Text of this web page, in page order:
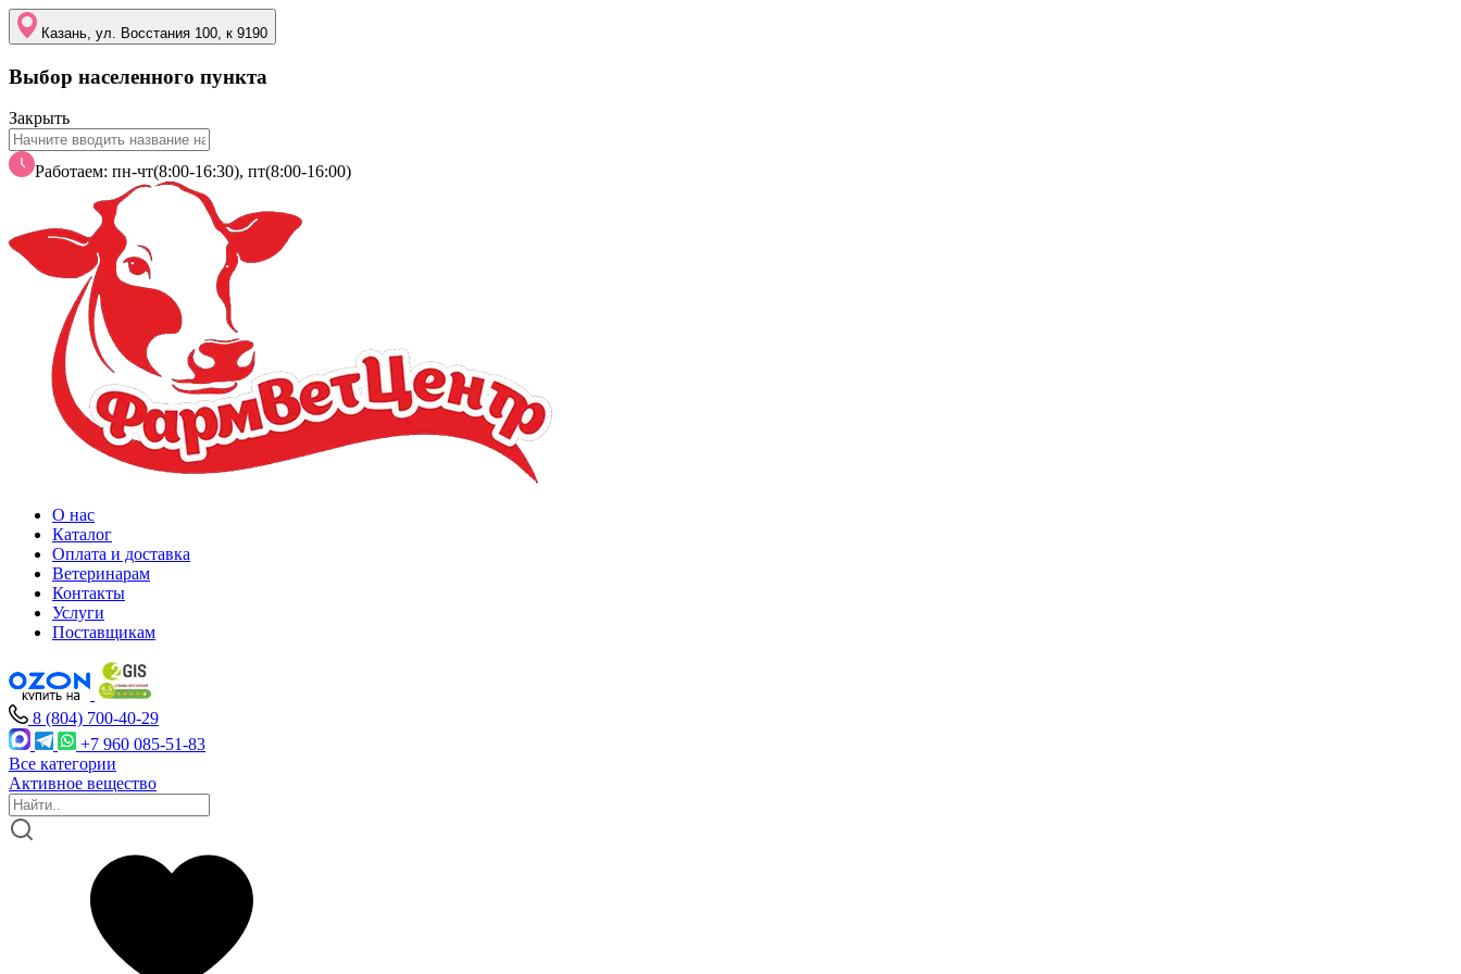
Казань, ул. Восстания 100, к 9190
Выбор населенного пункта
Закрыть
Работаем: пн-чт(8:00-16:30), пт(8:00-16:00)
О нас
Каталог
Оплата и доставка
Ветеринарам
Контакты
Услуги
Поставщикам
8 (804) 700-40-29
+7 960 085-51-83
Все категории
Активное вещество